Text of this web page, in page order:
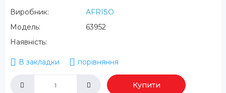
Виробник:
AFRISO
Модель:
63952
Наявність:
В закладки порівняння
Купити